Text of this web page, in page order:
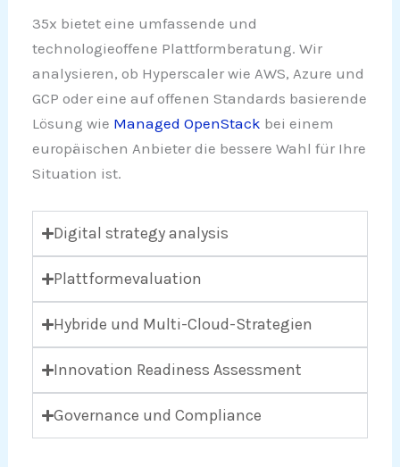
35x bietet eine umfassende und
technologieoffene Plattformberatung. Wir
analysieren, ob Hyperscaler wie AWS, Azure und
GCP oder eine auf offenen Standards basierende
Lösung wie Managed OpenStack bei einem
europäischen Anbieter die bessere Wahl für Ihre
Situation ist.
Digital strategy analysis
Plattformevaluation
Hybride und Multi-Cloud-Strategien
Innovation Readiness Assessment
Governance und Compliance